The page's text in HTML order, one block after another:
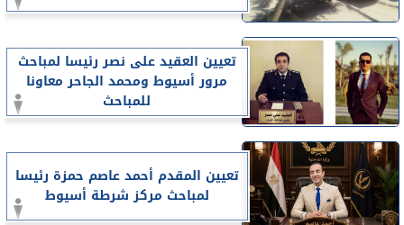
تعيين العقيد على نصر رئيسا لمباحث
مرور أسيوط ومحمد الجاحر معاونا
للمباحث
تعيين المقدم أحمد عاصم حمزة رئيسا
لمباحث مركز شرطة أسيوط